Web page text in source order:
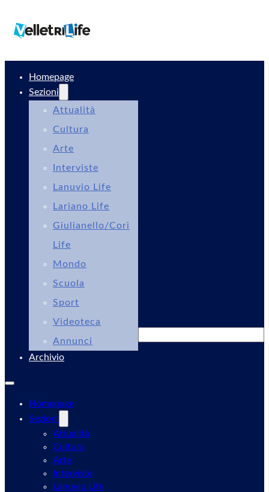
Homepage
Sezioni
Attualità
Cultura
Arte
Interviste
Lanuvio Life
Lariano Life
Giulianello/Cori
Life
Mondo
Scuola
Sport
Videoteca
Annunci
Archivio
Homepage
Sezioni
Attualità
Cultura
Arte
Interviste
Lanuvio Life